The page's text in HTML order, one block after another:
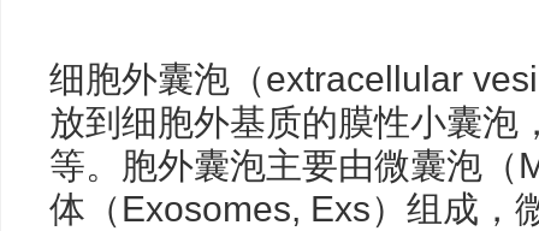
细胞外囊泡（extracellular
放到细胞外基质的膜性小囊泡
等。胞外囊泡主要由微囊泡
体（Exosomes, Exs）组成，